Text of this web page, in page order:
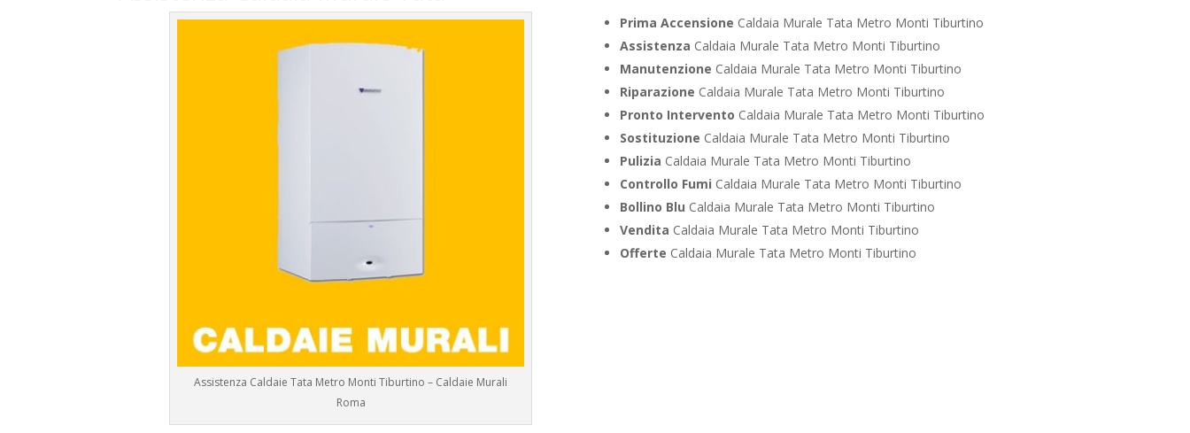
Assistenza Caldaie Tata Metro Monti Tiburtino – Caldaie Murali
Roma
Prima Accensione Caldaia Murale Tata Metro Monti Tiburtino
Assistenza Caldaia Murale Tata Metro Monti Tiburtino
Manutenzione Caldaia Murale Tata Metro Monti Tiburtino
Riparazione Caldaia Murale Tata Metro Monti Tiburtino
Pronto Intervento Caldaia Murale Tata Metro Monti Tiburtino
Sostituzione Caldaia Murale Tata Metro Monti Tiburtino
Pulizia Caldaia Murale Tata Metro Monti Tiburtino
Controllo Fumi Caldaia Murale Tata Metro Monti Tiburtino
Bollino Blu Caldaia Murale Tata Metro Monti Tiburtino
Vendita Caldaia Murale Tata Metro Monti Tiburtino
Offerte Caldaia Murale Tata Metro Monti Tiburtino